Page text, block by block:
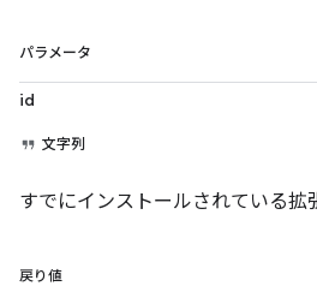
パラメータ
id
文字列
すでにインストールされている拡
戻り値